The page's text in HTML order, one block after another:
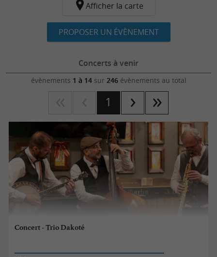
Afficher la carte
PROPOSER UN ÉVÈNEMENT
Concerts à venir
évènements 1 à 14sur 246évènements au total
1
Concert - Trio Dakoté